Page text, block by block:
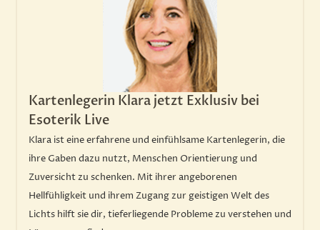
Kartenlegerin Klara jetzt Exklusiv bei
Esoterik Live
Klara ist eine erfahrene und einfühlsame Kartenlegerin, die
ihre Gaben dazu nutzt, Menschen Orientierung und
Zuversicht zu schenken. Mit ihrer angeborenen
Hellfühligkeit und ihrem Zugang zur geistigen Welt des
Lichts hilft sie dir, tieferliegende Probleme zu verstehen und